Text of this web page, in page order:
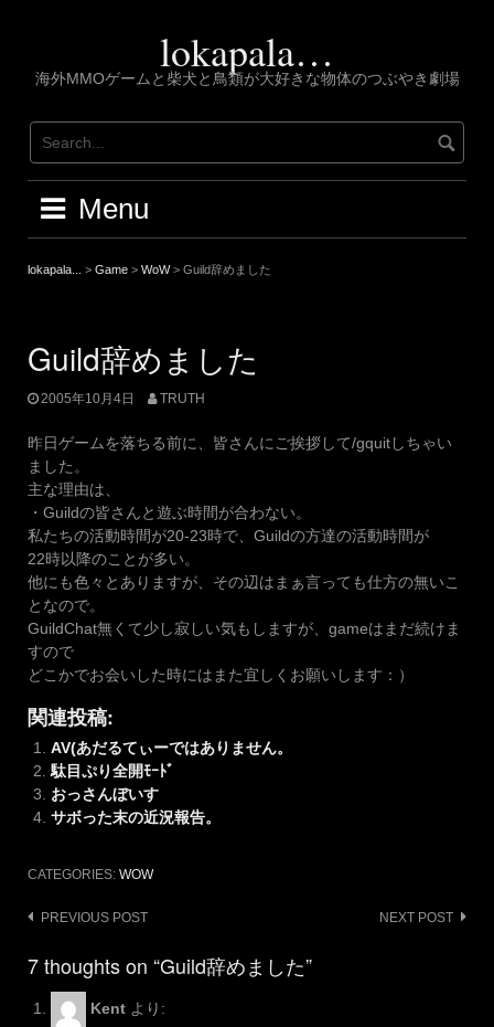
lokapala…
海外MMOゲームと柴犬と鳥類が大好きな物体のつぶやき劇場
Menu
lokapala... > Game > WoW> Guild辞めました
Guild辞めました
2005年10月4日 TRUTH
昨日ゲームを落ちる前に、皆さんにご挨拶して/gquitしちゃい
ました。
主な理由は、
・Guildの皆さんと遊ぶ時間が合わない。
私たちの活動時間が20-23時で、Guildの方達の活動時間が
22時以降のことが多い。
他にも色々とありますが、その辺はまぁ言っても仕方の無いこ
となので。
GuildChat無くて少し寂しい気もしますが、gameはまだ続けま
すので
どこかでお会いした時にはまた宜しくお願いします：）
関連投稿:
AV(あだるてぃーではありません。
駄目ぷり全開ﾓｰﾄﾞ
おっさんぼいす
サボった末の近況報告。
CATEGORIES: WOW
Post
PREVIOUS POST NEXT POST
7 thoughts on “Guild辞めました”
Kent より: